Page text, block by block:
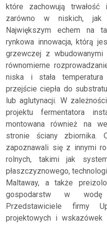
które zachowują
zarówno w niskich, jak
Największym echem na
rynkowa innowacja, którą
grzewczej z wbudowanymi
równomierne
niska i stała temperatura
przejście ciepła do
lub aglutynacji. W
projektu fermentatora
montowana również na
stronie ściany zbiornika.
zapoznawali się z innymi
rolnych, takimi jak
płaszczyznowego,
Maltaway, a także
gospodarstw w
Przedstawiciele firmy
projektowych i wskazówek